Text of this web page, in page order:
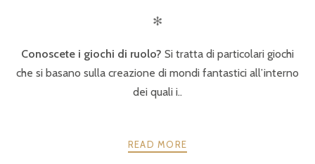
✻
Conoscete i giochi di ruolo? Si tratta di particolari giochi
che si basano sulla creazione di mondi fantastici all’interno
dei quali i..
READ MORE